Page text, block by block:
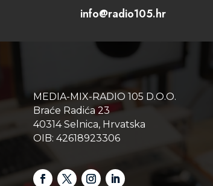
info@radio105.hr
MEDIA-MIX-RADIO 105 D.O.O.
Braće Radića 23
40314 Selnica, Hrvatska
OIB: 42618923306